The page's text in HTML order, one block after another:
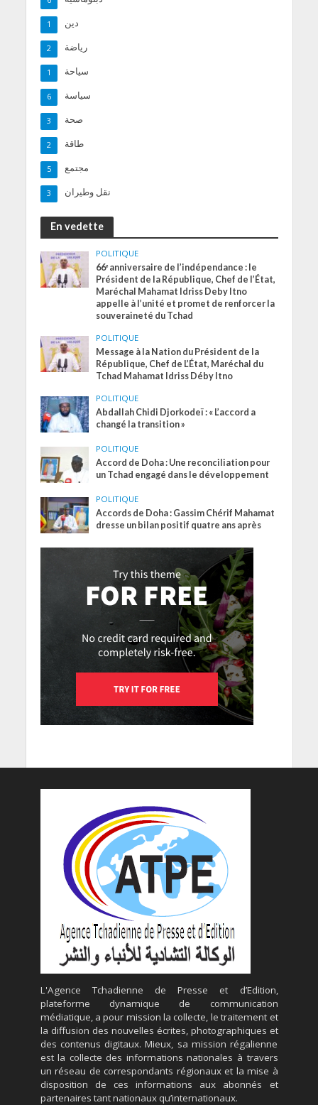
دين 1
رياضة 2
سياحة 1
سياسة 6
صحة 3
طاقة 2
مجتمع 5
نقل وطيران 3
En vedette
POLITIQUE
66ᵉ anniversaire de l’indépendance : le
Président de la République, Chef de l’État,
Maréchal Mahamat Idriss Deby Itno
appelle à l’unité et promet de renforcer la
souveraineté du Tchad
POLITIQUE
Message à la Nation du Président de la
République, Chef de L’État, Maréchal du
Tchad Mahamat Idriss Déby Itno
POLITIQUE
Abdallah Chidi Djorkodeï : « L’accord a
changé la transition »
POLITIQUE
Accord de Doha : Une reconciliation pour
un Tchad engagé dans le développement
POLITIQUE
Accords de Doha : Gassim Chérif Mahamat
dresse un bilan positif quatre ans après
L'Agence Tchadienne de Presse et d’Edition,
plateforme dynamique de communication
médiatique, a pour mission la collecte, le traitement et
la diffusion des nouvelles écrites, photographiques et
des contenus digitaux. Mieux, sa mission régalienne
est la collecte des informations nationales à travers
un réseau de correspondants régionaux et la mise à
disposition de ces informations aux abonnés et
partenaires tant nationaux qu’internationaux.